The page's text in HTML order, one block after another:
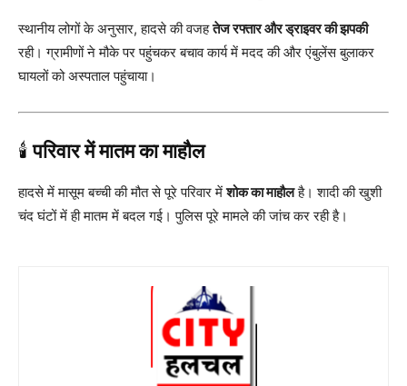
स्थानीय लोगों के अनुसार, हादसे की वजहतेज रफ्तार और ड्राइवर की झपकी
रही। ग्रामीणों ने मौके पर पहुंचकर बचाव कार्य में मदद की और एंबुलेंस बुलाकर
घायलों को अस्पताल पहुंचाया।
🕯️परिवार में मातम का माहौल
हादसे में मासूम बच्ची की मौत से पूरे परिवार मेंशोक का माहौलहै। शादी की खुशी
चंद घंटों में ही मातम में बदल गई। पुलिस पूरे मामले की जांच कर रही है।